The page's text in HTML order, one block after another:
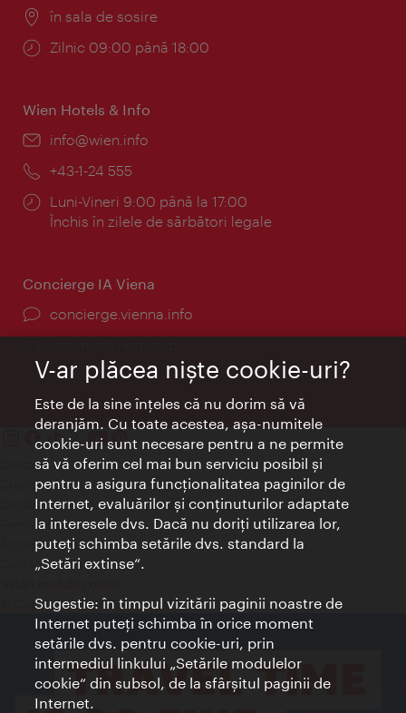
Locul:
în sala de sosire
Program:
Zilnic 09:00 până 18:00
Wien Hotels & Info
E-
info@wien.info
Telefon:
+43-1-24 555
Program:
Luni-Vineri 9:00 până la 17:00
Închis în zilele de sărbători legale
Concierge IA Viena
concierge.vienna.info
Contact
Credits
Declaraţie privind protecţia datelor
Terms of Use
Accesibilitate
Contact presa
© Copyright Wien Tourismus
V-ar plăcea nişte cookie-uri?
Este de la sine înţeles că nu dorim să vă
deranjăm. Cu toate acestea, aşa-numitele
cookie-uri sunt necesare pentru a ne permite
să vă oferim cel mai bun serviciu posibil şi
pentru a asigura funcţionalitatea paginilor de
Internet, evaluărilor şi conţinuturilor adaptate
la interesele dvs. Dacă nu doriţi utilizarea lor,
puteţi schimba setările dvs. standard la
„Setări extinse“.
Sugestie: în timpul vizitării paginii noastre de
Internet puteţi schimba în orice moment
setările dvs. pentru cookie-uri, prin
intermediul linkului „Setările modulelor
cookie“ din subsol, de la sfârşitul paginii de
Internet.